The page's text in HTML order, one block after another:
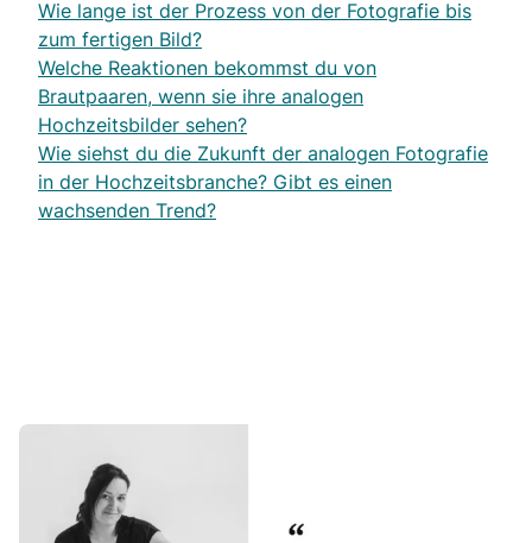
Wie lange ist der Prozess von der Fotografie bis
zum fertigen Bild?
Welche Reaktionen bekommst du von
Brautpaaren, wenn sie ihre analogen
Hochzeitsbilder sehen?
Wie siehst du die Zukunft der analogen Fotografie
in der Hochzeitsbranche? Gibt es einen
wachsenden Trend?